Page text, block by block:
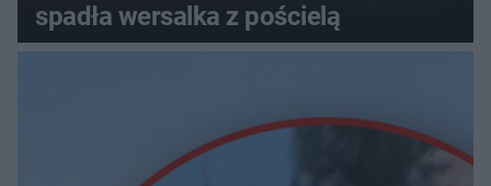
spadła wersalka z pościelą